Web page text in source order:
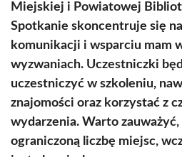
Miejskiej i Powiatowej
Spotkanie skoncentruje się
komunikacji i wsparciu mam
wyzwaniach. Uczestniczki
uczestniczyć w szkoleniu,
znajomości oraz korzystać z
wydarzenia. Warto zauważyć,
ograniczoną liczbę miejsc,